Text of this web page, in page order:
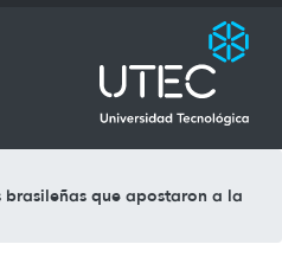
brasileñas que apostaron a la